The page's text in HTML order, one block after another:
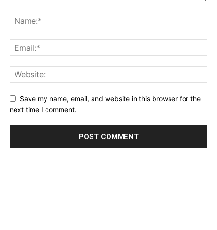
Save my name, email, and website in this browser for the
next time I comment.